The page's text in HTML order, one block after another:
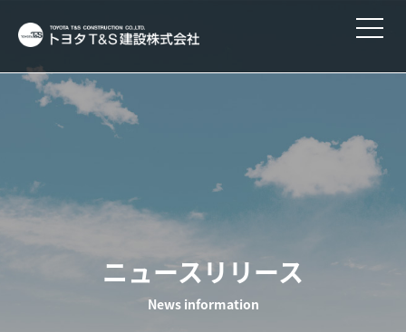
ニュースリリース
News information